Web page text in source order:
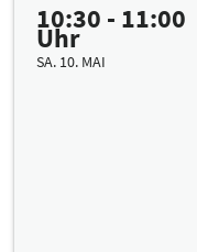
10:30 - 11:00
Uhr
SA. 10. MAI